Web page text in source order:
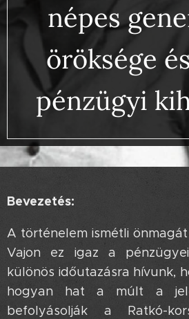
népes
öröksége
pénzügyi
Bevezetés:
A történelem ismétli
Vajon ez igaz a
különös időutazásra hívunk,
hogyan hat a múlt a
befolyásolják a Ratkó-